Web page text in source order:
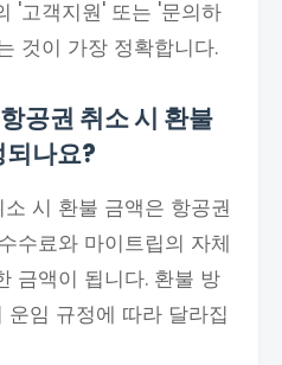
'고객지원' 또는 '문의하
것이 가장 정확합니다.
공권 취소 시 환불
되나요?
시 환불 금액은 항공권
수료와 마이트립의 자체
금액이 됩니다. 환불 방
임 규정에 따라 달라집